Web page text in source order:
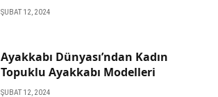
ŞUBAT 12, 2024
Ayakkabı Dünyası’ndan Kadın
Topuklu Ayakkabı Modelleri
ŞUBAT 12, 2024